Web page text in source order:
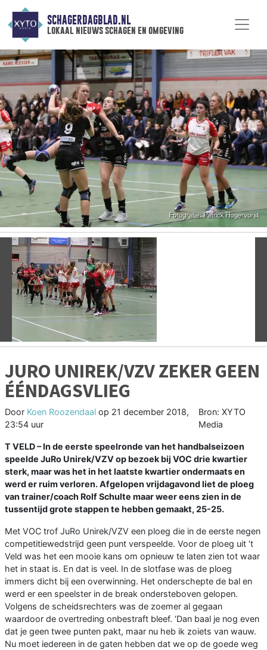
SCHAGERDAGBLAD.NL
lokaal nieuws schagen en omgeving
Vorige
JURO UNIREK/VZV ZEKER GEEN
ÉÉNDAGSVLIEG
Door Koen Roozendaal op 21 december 2018,
23:54 uur
Bron: XYTO
Media
T VELD –In de eerste speelronde van het handbalseizoen
speelde JuRo Unirek/VZV op bezoek bij VOC drie kwartier
sterk, maar was het in het laatste kwartier ondermaats en
werd er ruim verloren. Afgelopen vrijdagavond liet de ploeg
van trainer/coach Rolf Schulte maar weer eens zien in de
tussentijd grote stappen te hebben gemaakt, 25-25.
Met VOC trof JuRo Unirek/VZV een ploeg die in de eerste negen
competitiewedstrijd geen punt verspeelde. Voor de ploeg uit ‘t
Veld was het een mooie kans om opnieuw te laten zien tot waar
het in staat is. En dat is veel. In de slotfase was de ploeg
immers dicht bij een overwinning. Het onderschepte de bal en
werd er een speelster in de break ondersteboven gelopen.
Volgens de scheidsrechters was de zoemer al gegaan
waardoor de overtreding onbestraft bleef. ‘Dan baal je nog even
dat je geen twee punten pakt, maar nu heb ik zoiets van wauw.
Nu moet iedereen in de gaten hebben dat we op de goede weg